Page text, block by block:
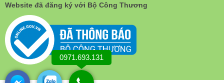
Website đã đăng ký với Bộ Công Thương
0971.693.131